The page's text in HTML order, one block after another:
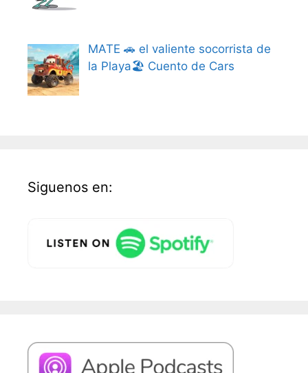
MATE 🚗 el valiente socorrista de
la Playa🏖️ Cuento de Cars
Siguenos en: